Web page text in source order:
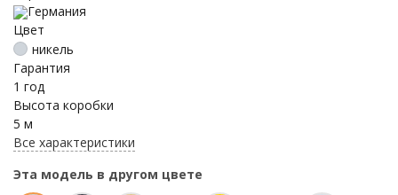
Германия
Цвет
никель
Гарантия
1 год
Высота коробки
5 м
Все характеристики
Эта модель в другом цвете